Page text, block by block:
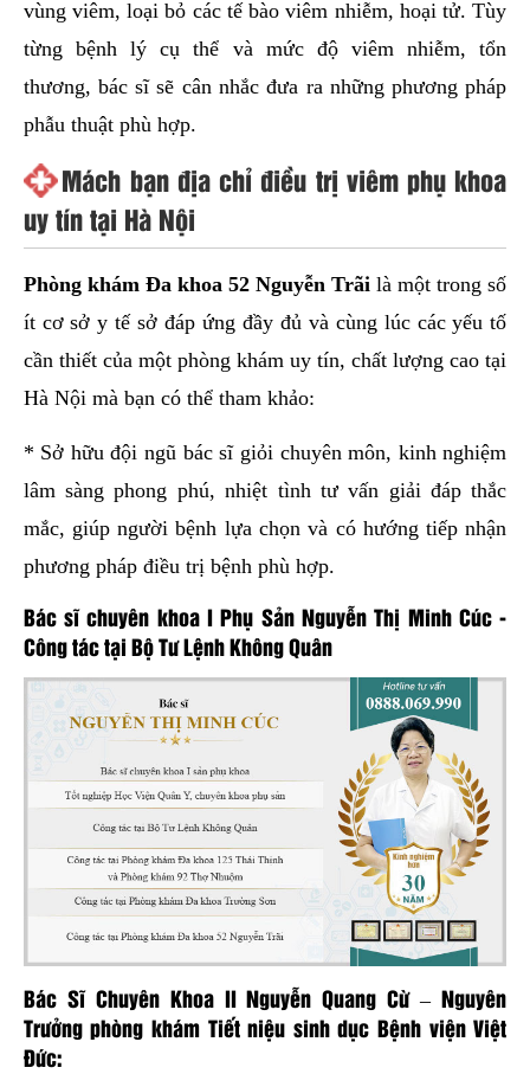
vùng viêm, loại bỏ các tế bào viêm nhiễm, hoại tử. Tùy
từng bệnh lý cụ thể và mức độ viêm nhiễm, tổn
thương, bác sĩ sẽ cân nhắc đưa ra những phương pháp
phẫu thuật phù hợp.
Mách bạn địa chỉ điều trị viêm phụ khoa
uy tín tại Hà Nội
Phòng khám Đa khoa 52 Nguyễn Trãi là một trong số
ít cơ sở y tế sở đáp ứng đầy đủ và cùng lúc các yếu tố
cần thiết của một phòng khám uy tín, chất lượng cao tại
Hà Nội mà bạn có thể tham khảo:
* Sở hữu đội ngũ bác sĩ giỏi chuyên môn, kinh nghiệm
lâm sàng phong phú, nhiệt tình tư vấn giải đáp thắc
mắc, giúp người bệnh lựa chọn và có hướng tiếp nhận
phương pháp điều trị bệnh phù hợp.
Bác sĩ chuyên khoa I Phụ Sản Nguyễn Thị Minh Cúc -
Công tác tại Bộ Tư Lệnh Không Quân
Bác Sĩ Chuyên Khoa II Nguyễn Quang Cừ – Nguyên
Trưởng phòng khám Tiết niệu sinh dục Bệnh viện Việt
Đức: